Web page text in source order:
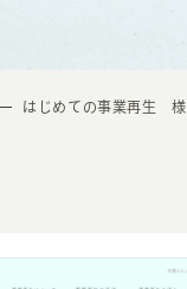
はじめての事業再生 様